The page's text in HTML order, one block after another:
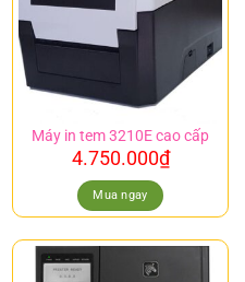
Máy in tem 3210E cao cấp
4.750.000₫
Mua ngay